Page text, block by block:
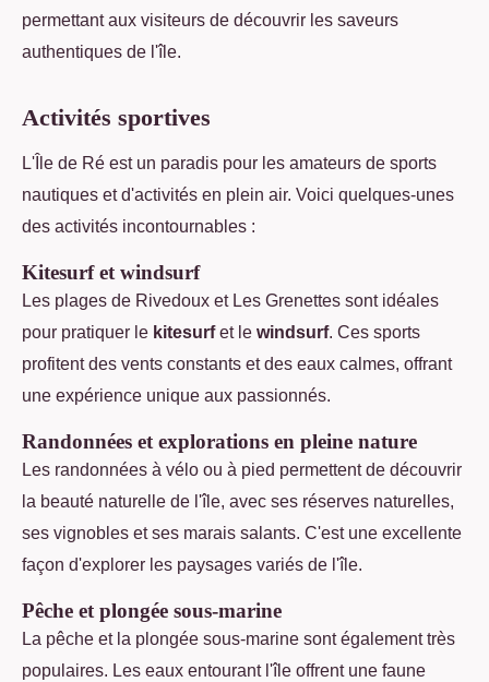
permettant aux visiteurs de découvrir les saveurs
authentiques de l'île.
Activités sportives
L'Île de Ré est un paradis pour les amateurs de sports
nautiques et d'activités en plein air. Voici quelques-unes
des activités incontournables :
Kitesurf et windsurf
Les plages de Rivedoux et Les Grenettes sont idéales
pour pratiquer le kitesurfet le windsurf. Ces sports
profitent des vents constants et des eaux calmes, offrant
une expérience unique aux passionnés.
Randonnées et explorations en pleine nature
Les randonnées à vélo ou à pied permettent de découvrir
la beauté naturelle de l'île, avec ses réserves naturelles,
ses vignobles et ses marais salants. C'est une excellente
façon d'explorer les paysages variés de l'île.
Pêche et plongée sous-marine
La pêche et la plongée sous-marine sont également très
populaires. Les eaux entourant l'île offrent une faune